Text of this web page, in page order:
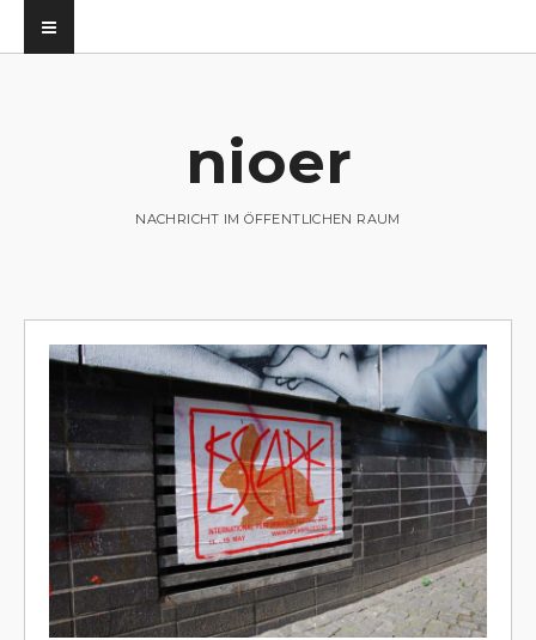
nioer
NACHRICHT IM ÖFFENTLICHEN RAUM